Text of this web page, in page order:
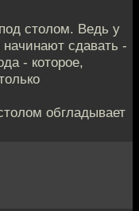
столом. Ведь у
сдавать -
- которое,
обгладывает